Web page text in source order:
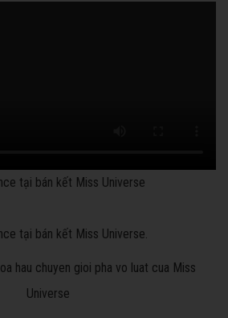
tại bán kết Miss Universe
tại bán kết Miss Universe.